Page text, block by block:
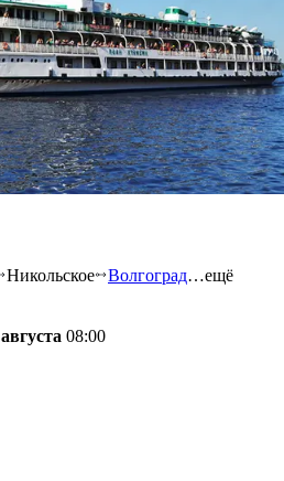
Никольское Волгоград…ещё
августа 08:00